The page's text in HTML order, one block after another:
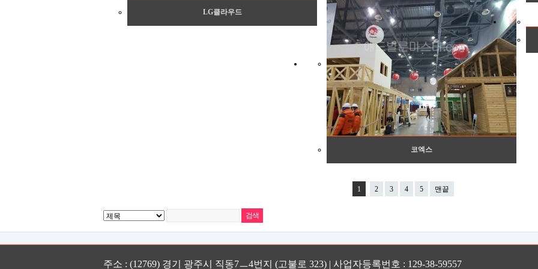
LG클라우드
코엑스
1 2 3 4 5 맨끝
주소 : (12769) 경기 광주시 직동7ㅡ4번지 (고불로 323) | 사업자등록번호 : 129-38-59557